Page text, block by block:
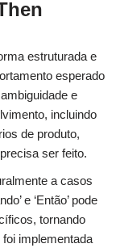
estruturada e
esperado
e
incluindo
de produto,
ser feito.
a casos
e ‘Então’ pode
tornando
implementada